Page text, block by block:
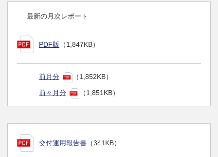
最新の月次レポート
PDF版 （1,847KB）
前月分 （1,852KB）
前々月分 （1,851KB）
交付運用報告書 （341KB）